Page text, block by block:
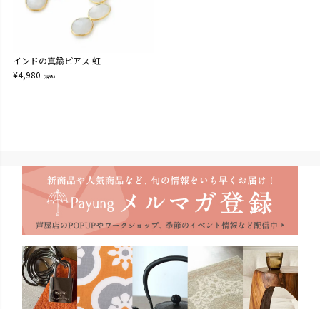
インドの真鍮ピアス 虹
¥4,980 （税込）